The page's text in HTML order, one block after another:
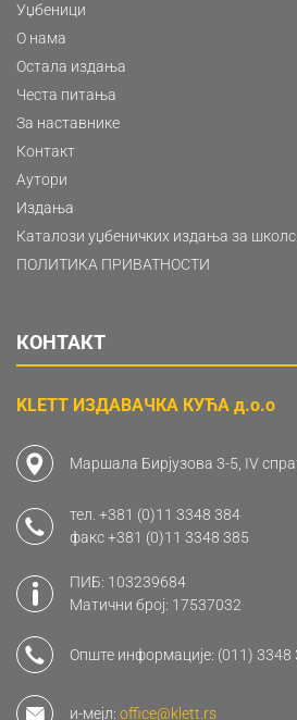
Уџбеници
О нама
Остала издања
Честа питања
За наставнике
Контакт
Аутори
Издања
Каталози уџбеничких издања за
ПОЛИТИКА ПРИВАТНОСТИ
КОНТАКТ
KLETT ИЗДАВАЧКА КУЋА д.о.о
Маршала Бирјузова 3-5, IV
тел. +381 (0)11 3348 384
факс+381 (0)11 3348 385
ПИБ: 103239684
Матични број: 17537032
Опште информације: (011) 3348
и-мејл: office@klett.rs